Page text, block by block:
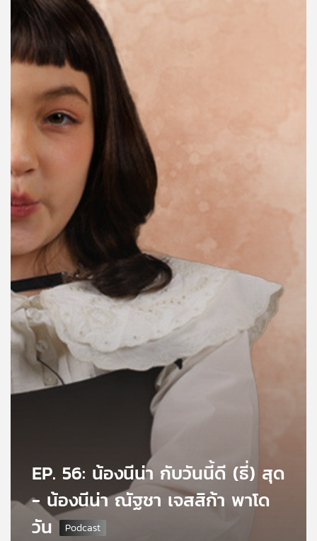
เพล
ย์
ลิ
สต์
ของ
บทความ
ข่าว
และ
กิจกรรม
เกี่ยว
กับ
เรา
เอส
EP. 56: น้องนีน่า กับวันนี้ดี (ธี่) สุด
- น้องนีน่า ณัฐชา เจสสิก้า พาโด
วัน